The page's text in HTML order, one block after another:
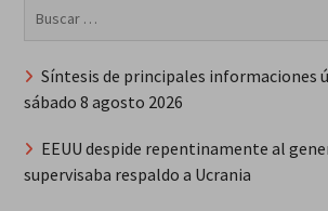
Síntesis de principales informaciones
sábado 8 agosto 2026
EEUU despide repentinamente al
supervisaba respaldo a Ucrania